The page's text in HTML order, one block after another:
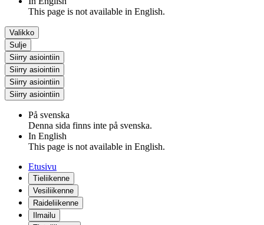
This page is not available in English.
Valikko
Sulje
Siirry asiointiin
Siirry asiointiin
Siirry asiointiin
Siirry asiointiin
På svenska
Denna sida finns inte på svenska.
In English
This page is not available in English.
Etusivu
Tieliikenne
Vesiliikenne
Raideliikenne
Ilmailu